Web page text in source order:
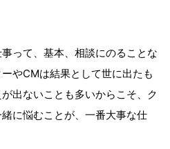
って、基本、相談にのることな
やCMは結果として世に出たも
出ないことも多いからこそ、ク
に悩むことが、一番大事な仕